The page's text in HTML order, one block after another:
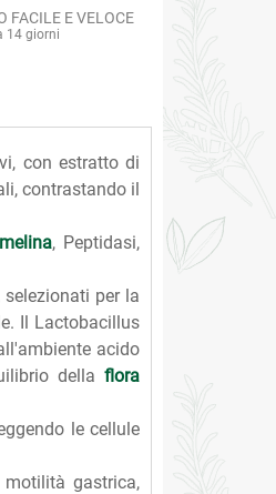
FACILE E VELOCE
14 giorni
con estratto di
contrastando il
, Peptidasi,
per la
Il Lactobacillus
acido
della flora
le cellule
gastrica,